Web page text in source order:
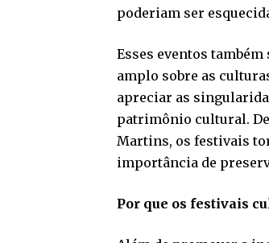
poderiam ser
Esses eventos
amplo sobre as
apreciar as
patrimônio cultural.
Martins, os festivais
importância de
Por que os festivais